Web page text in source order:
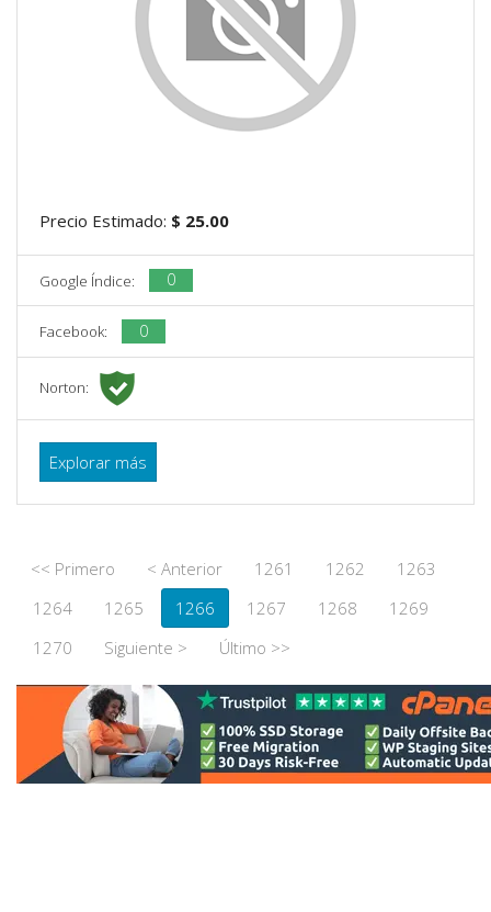
Precio Estimado: $ 25.00
Google Índice: 0
Facebook: 0
Norton:
Explorar más
<< Primero < Anterior 1261 1262
1263
1264
1265 1266 1267 1268
1269
1270
Siguiente > Último >>